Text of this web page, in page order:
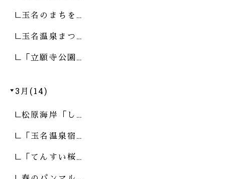
玉名のまちを…
玉名温泉まつ…
「立願寺公園…
3月(14)
松原海岸「し…
「玉名温泉宿…
「てんすい桜…